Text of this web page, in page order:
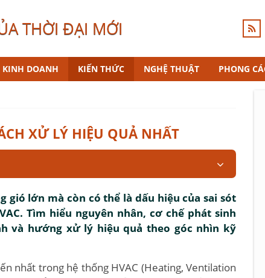
THỜI ĐẠI MỚI
KINH DOANH KIẾN THỨC NGHỆ THUẬT PHONG
XỬ LÝ HIỆU QUẢ NHẤT
lớn mà còn có thể là dấu hiệu của sai sót
Tìm hiểu nguyên nhân, cơ chế phát sinh
và hướng xử lý hiệu quả theo góc nhìn kỹ
nhất trong hệ thống HVAC (Heating, Ventilation